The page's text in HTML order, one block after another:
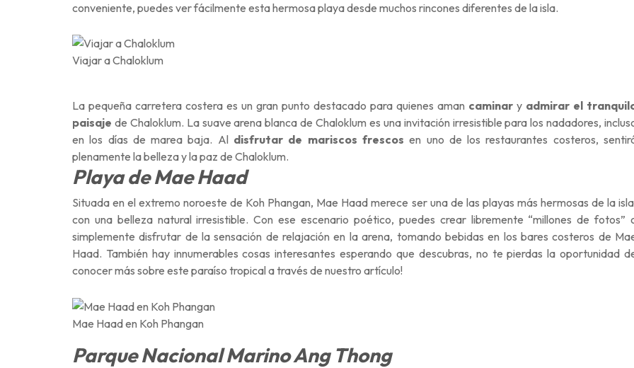
conveniente, puedes ver fácilmente esta hermosa playa desde muchos rincones diferentes de la isla.
Viajar a Chaloklum
La pequeña carretera costera es un gran punto destacado para quienes aman caminar y admirar el
paisaje de Chaloklum. La suave arena blanca de Chaloklum es una invitación irresistible para los nadadores,
en los días de marea baja. Al disfrutar de mariscos frescos en uno de los restaurantes costeros,
plenamente la belleza y la paz de Chaloklum.
Playa de Mae Haad
Situada en el extremo noroeste de Koh Phangan, Mae Haad merece ser una de las playas más hermosas de la
con una belleza natural irresistible. Con ese escenario poético, puedes crear libremente “millones de fotos”
simplemente disfrutar de la sensación de relajación en la arena, tomando bebidas en los bares costeros de
Haad. También hay innumerables cosas interesantes esperando que descubras, no te pierdas la oportunidad
conocer más sobre este paraíso tropical a través de nuestro artículo!
Mae Haad en Koh Phangan
Parque Nacional Marino Ang Thong